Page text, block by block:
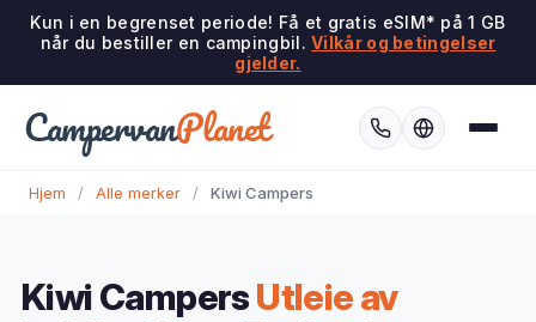
Kun i en begrenset periode! Få et gratis eSIM* på 1 GB
når du bestiller en campingbil.Vilkår og betingelser
gjelder.
CampervanPlanet
Hjem / Alle merker / Kiwi Campers
Kiwi CampersUtleie av